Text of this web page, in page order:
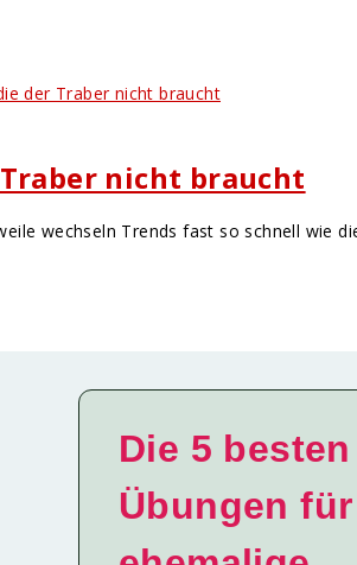
nicht braucht
wechseln Trends fast so schnell wie
Die 5 besten
Übungen für